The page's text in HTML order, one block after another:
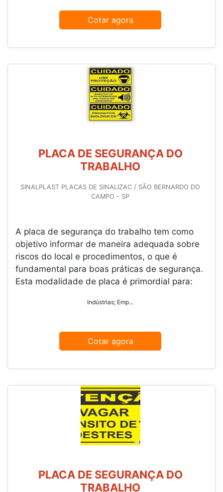
Cotar agora
PLACA DE SEGURANÇA DO
TRABALHO
SINALPLAST PLACAS DE SINALIZAC / SÃO BERNARDO DO
CAMPO - SP
A placa de segurança do trabalho tem como
objetivo informar de maneira adequada sobre
riscos do local e procedimentos, o que é
fundamental para boas práticas de segurança.
Esta modalidade de placa é primordial para:
Indústrias; Emp...
Cotar agora
PLACA DE SEGURANÇA DO
TRABALHO